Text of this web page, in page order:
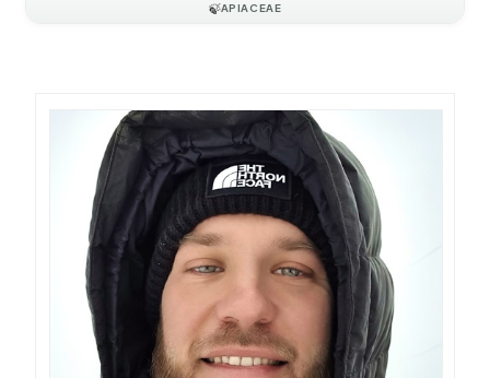
🍃APIACEAE